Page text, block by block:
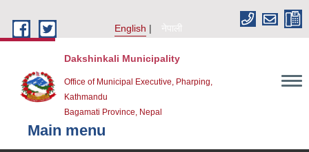
English
नेपाली
Dakshinkali Municipality
Office of Municipal Executive, Pharping,
Kathmandu
Bagamati Province, Nepal
Main menu